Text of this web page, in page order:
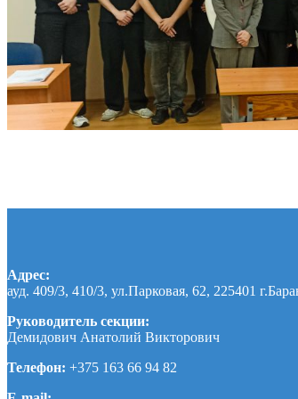
Адрес:
ауд. 409/3, 410/3, ул.Парковая, 62, 225401
Руководитель секции:
Демидович Анатолий Викторович
Телефон: +375 163 66 94 82